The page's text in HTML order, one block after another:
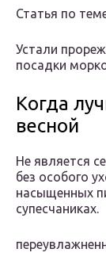
Статья по
Устали
посадки
Когда
весной
Не является
без особого
насыщенных
супесчаниках.